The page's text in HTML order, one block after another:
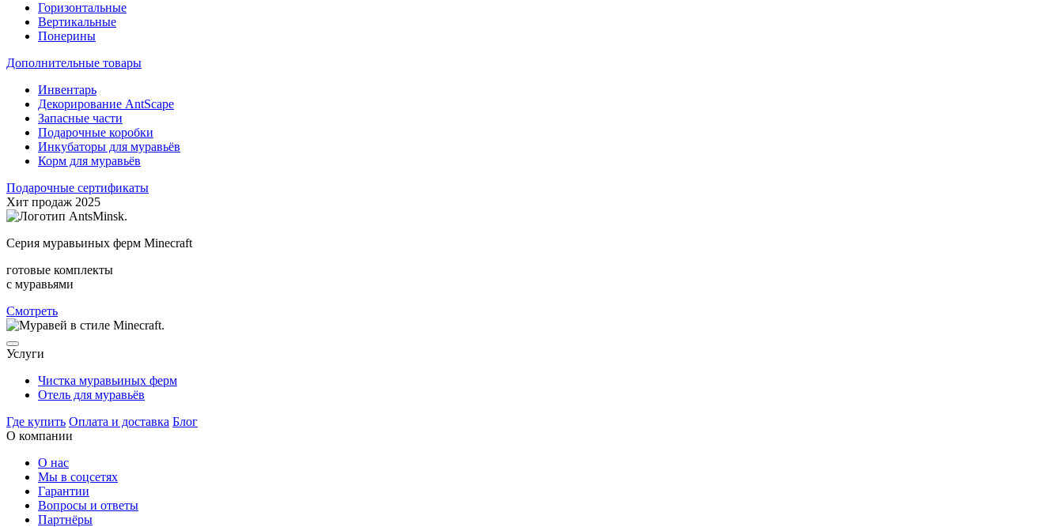
Горизонтальные
Вертикальные
Понерины
Дополнительные товары
Инвентарь
Декорирование AntScape
Запасные части
Подарочные коробки
Инкубаторы для муравьёв
Корм для муравьёв
Подарочные сертификаты
Хит продаж 2025
Серия муравьиных ферм Minecraft
готовые комплекты
с муравьями
Смотреть
Услуги
Чистка муравьиных ферм
Отель для муравьёв
Где купить Оплата и доставка Блог
О компании
О нас
Мы в соцсетях
Гарантии
Вопросы и ответы
Партнёры